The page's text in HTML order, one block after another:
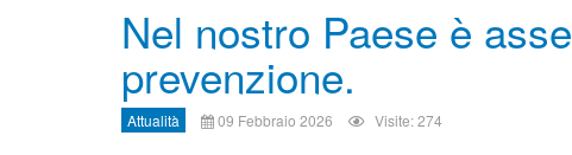
Nel nostro Paese è
prevenzione.
Attualità 09 Febbraio 2026 Visite: 274